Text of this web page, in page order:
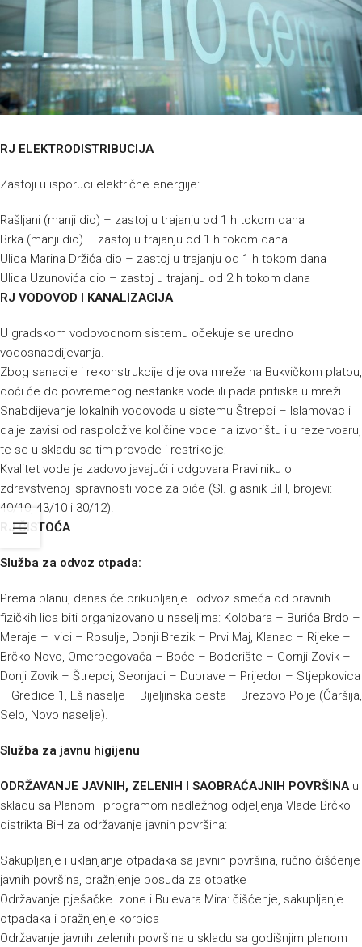
RJ ELEKTRODISTRIBUCIJA
Zastoji u isporuci električne energije:
Rašljani (manji dio) – zastoj u trajanju od 1 h tokom dana
Brka (manji dio) – zastoj u trajanju od 1 h tokom dana
Ulica Marina Držića dio – zastoj u trajanju od 1 h tokom dana
Ulica Uzunovića dio – zastoj u trajanju od 2 h tokom dana
RJ VODOVOD I KANALIZACIJA
U gradskom vodovodnom sistemu očekuje se uredno
vodosnabdijevanja.
Zbog sanacije i rekonstrukcije dijelova mreže na Bukvičkom platou,
doći će do povremenog nestanka vode ili pada pritiska u mreži.
Snabdijevanje lokalnih vodovoda u sistemu Štrepci – Islamovac i
dalje zavisi od raspoložive količine vode na izvorištu i u rezervoaru,
te se u skladu sa tim provode i restrikcije;
Kvalitet vode je zadovoljavajući i odgovara Pravilniku o
zdravstvenoj ispravnosti vode za piće (Sl. glasnik BiH, brojevi:
40/10, 43/10 i 30/12).
RJ ČISTOĆA
Služba za odvoz otpada:
Prema planu, danas će prikupljanje i odvoz smeća od pravnih i
fizičkih lica biti organizovano u naseljima: Kolobara – Burića Brdo –
Meraje – Ivici – Rosulje, Donji Brezik – Prvi Maj, Klanac – Rijeke –
Brčko Novo, Omerbegovača – Boće – Boderište – Gornji Zovik –
Donji Zovik – Štrepci, Seonjaci – Dubrave – Prijedor – Stjepkovica
– Gredice 1, Eš naselje – Bijeljinska cesta – Brezovo Polje (Čaršija,
Selo, Novo naselje).
Služba za javnu higijenu
ODRŽAVANJE JAVNIH, ZELENIH I SAOBRAĆAJNIH POVRŠINAu
skladu sa Planom i programom nadležnog odjeljenja Vlade Brčko
distrikta BiH za održavanje javnih površina:
Sakupljanje i uklanjanje otpadaka sa javnih površina, ručno čišćenje
javnih površina, pražnjenje posuda za otpatke
Održavanje pješačke zone i Bulevara Mira: čišćenje, sakupljanje
otpadaka i pražnjenje korpica
Održavanje javnih zelenih površina u skladu sa godišnjim planom